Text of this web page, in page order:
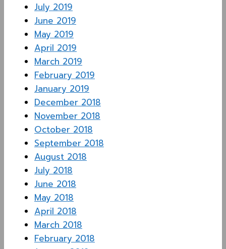
July 2019
June 2019
May 2019
April 2019
March 2019
February 2019
January 2019
December 2018
November 2018
October 2018
September 2018
August 2018
July 2018
June 2018
May 2018
April 2018
March 2018
February 2018